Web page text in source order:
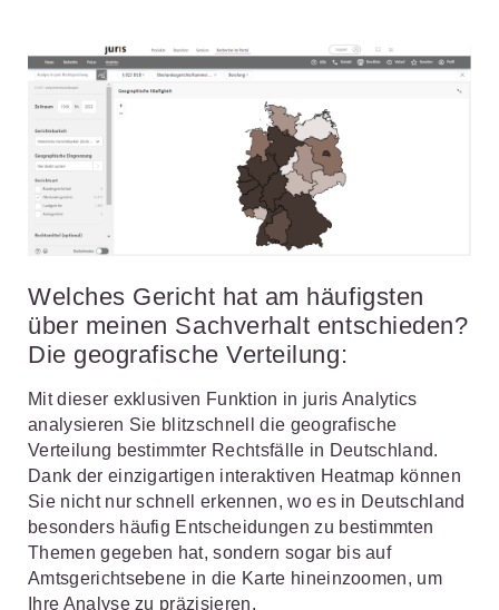
Welches Gericht hat am häufigsten
über meinen Sachverhalt entschieden?
Die geografische Verteilung:
Mit dieser exklusiven Funktion in juris Analytics
analysieren Sie blitzschnell die geografische
Verteilung bestimmter Rechtsfälle in Deutschland.
Dank der einzigartigen interaktiven Heatmap können
Sie nicht nur schnell erkennen, wo es in Deutschland
besonders häufig Entscheidungen zu bestimmten
Themen gegeben hat, sondern sogar bis auf
Amtsgerichtsebene in die Karte hineinzoomen, um
Ihre Analyse zu präzisieren.